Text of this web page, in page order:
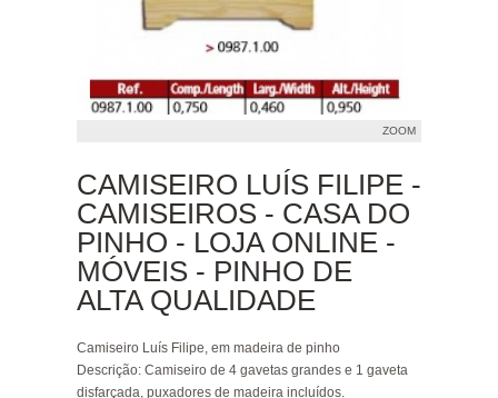
ZOOM
CAMISEIRO LUÍS FILIPE -
CAMISEIROS - CASA DO
PINHO - LOJA ONLINE -
MÓVEIS - PINHO DE
ALTA QUALIDADE
Camiseiro Luís Filipe, em madeira de pinho
Descrição: Camiseiro de 4 gavetas grandes e 1 gaveta
disfarçada, puxadores de madeira incluídos.